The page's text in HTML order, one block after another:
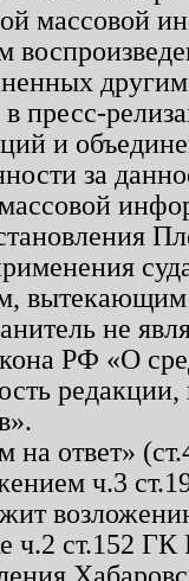
массовой
пресс-
и
за
вытекающим
не
РФ «О
на ответ»
ч.3
ч.2 ст.152